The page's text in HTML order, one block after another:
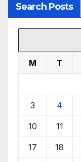
Search Posts
M T
3 4
10 11
17 18